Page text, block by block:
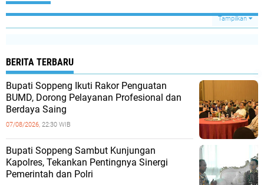
Tampilkan
BERITA TERBARU
Bupati Soppeng Ikuti Rakor Penguatan
BUMD, Dorong Pelayanan Profesional dan
Berdaya Saing
07/08/2026, 22:30 WIB
Bupati Soppeng Sambut Kunjungan
Kapolres, Tekankan Pentingnya Sinergi
Pemerintah dan Polri